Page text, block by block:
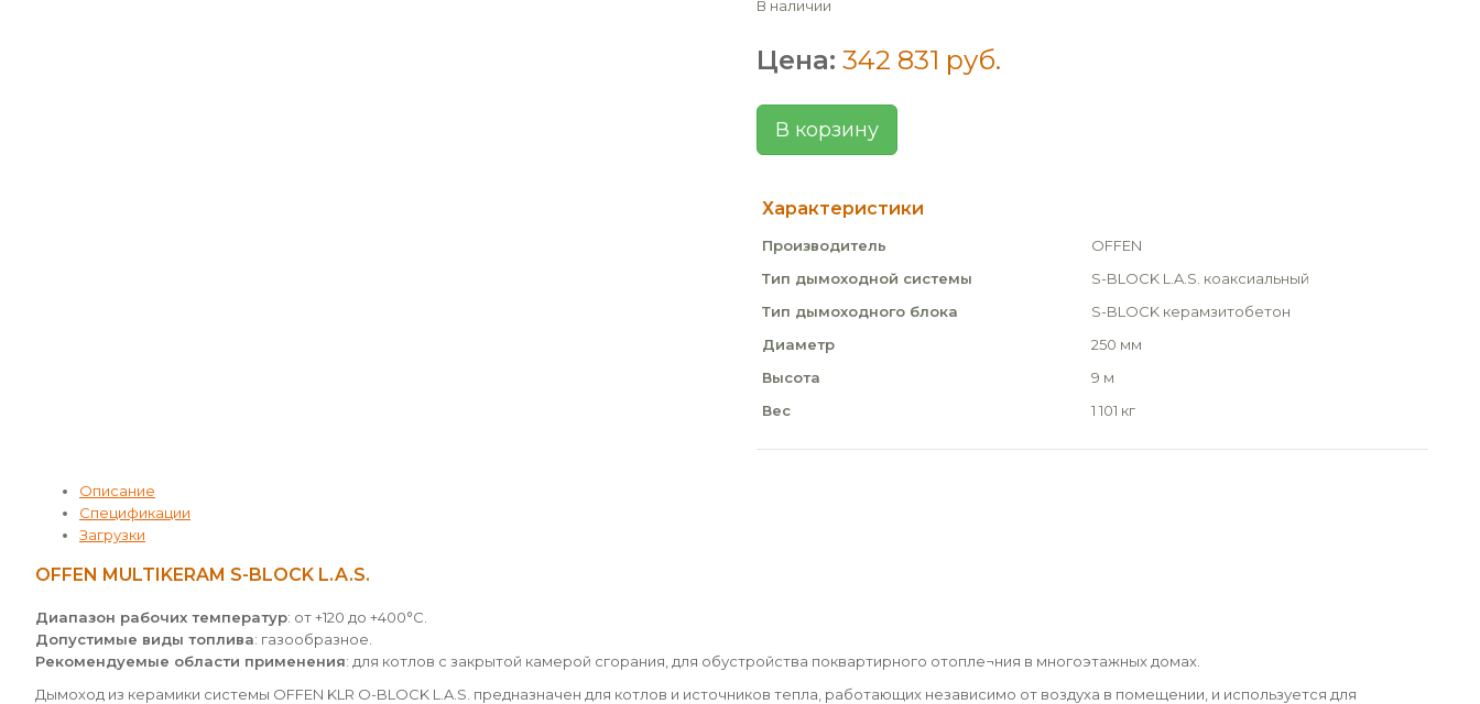
В наличии
Цена: 342 831 руб.
В корзину
Характеристики
Производитель
OFFEN
Тип дымоходной системы
S-BLOCK L.A.S. коаксиальный
Тип дымоходного блока
S-BLOCK керамзитобетон
Диаметр
250 мм
Высота
9 м
Вес
1 101 кг
Описание
Спецификации
Загрузки
OFFEN MULTIKERAM S-BLOCK L.A.S.
Диапазон рабочих температур: от +120 до +400°С.
Допустимые виды топлива: газообразное.
Рекомендуемые области применения: для котлов с закрытой камерой сгорания, для обустройства поквартирного отопле¬ния в многоэтажных домах.
Дымоход из керамики системы OFFEN KLR O-BLOCK L.A.S. предназначен для котлов и источников тепла, работающих независимо от воздуха в помещении, и используется для